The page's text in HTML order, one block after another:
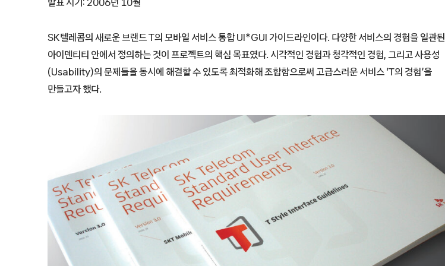
발표 시기: 2006년 10월
SK텔레콤의 새로운 브랜드 T의 모바일 서비스 통합 UI*GUI 가이드라인이다. 다양한 서비스의 경험을 일관된
아이덴티티 안에서 정의하는 것이 프로젝트의 핵심 목표였다. 시각적인 경험과 청각적인 경험, 그리고 사용성
(Usability)의 문제들을 동시에 해결할 수 있도록 최적화해 조합함으로써 고급스러운 서비스 ‘T의 경험’을
만들고자 했다.